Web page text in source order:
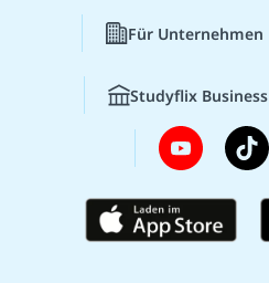
Für Unternehmen
Studyflix Business